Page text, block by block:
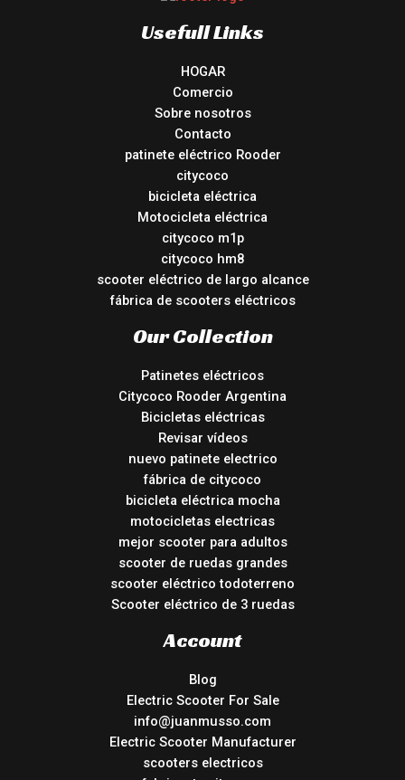
Usefull Links
HOGAR
Comercio
Sobre nosotros
Contacto
patinete eléctrico Rooder
citycoco
bicicleta eléctrica
Motocicleta eléctrica
citycoco m1p
citycoco hm8
scooter eléctrico de largo alcance
fábrica de scooters eléctricos
Our Collection
Patinetes eléctricos
Citycoco Rooder Argentina
Bicicletas eléctricas
Revisar vídeos
nuevo patinete electrico
fábrica de citycoco
bicicleta eléctrica mocha
motocicletas electricas
mejor scooter para adultos
scooter de ruedas grandes
scooter eléctrico todoterreno
Scooter eléctrico de 3 ruedas
Account
Blog
Electric Scooter For Sale
info@juanmusso.com
Electric Scooter Manufacturer
scooters electricos